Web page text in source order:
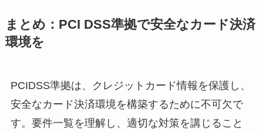
まとめ：PCI DSS準拠で安全なカード決済
環境を
PCIDSS準拠は、クレジットカード情報を保護し、
安全なカード決済環境を構築するために不可欠で
す。要件一覧を理解し、適切な対策を講じること